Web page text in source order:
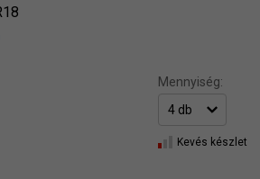
Mennyiség:
Kevés készlet